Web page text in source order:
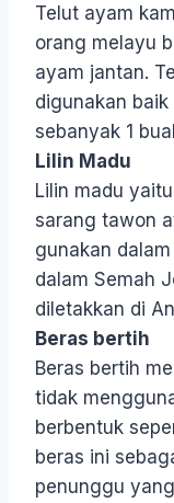
Telut ayam
orang melayu
ayam jantan.
digunakan
sebanyak 1
Lilin Madu
Lilin madu
sarang tawon
gunakan
dalam Semah
diletakkan di
Beras bertih
Beras bertih
tidak
berbentuk
beras ini
penunggu